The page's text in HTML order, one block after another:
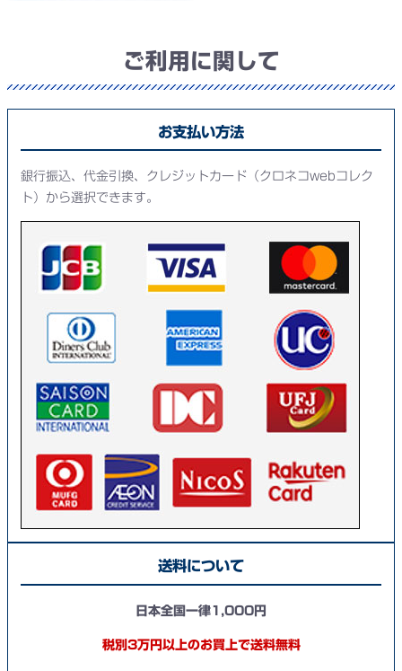
ご利用に関して
お支払い方法
銀行振込、代金引換、クレジットカード（クロネコwebコレク
ト）から選択できます。
送料について
日本全国一律1,000円
税別3万円以上のお買上で送料無料